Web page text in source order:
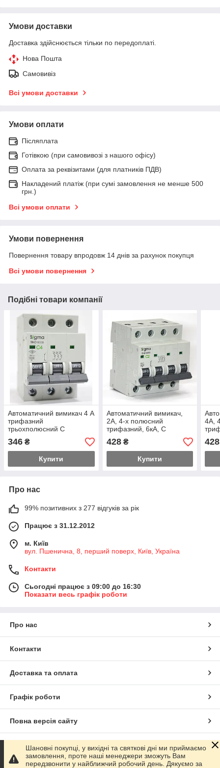
Умови доставки
Доставка здійснюється тільки по передоплаті.
Нова Пошта
Самовивіз
Всі умови доставки
Умови оплати
Післяплата
Готівкою (при самовивозі з нашого офісу)
Оплата за реквізитами (для платників ПДВ)
Накладений платіж (при сумі замовлення не менше 500
грн.)
Всі умови оплати
Умови повернення
Повернення товару впродовж 14 днів за рахунок покупця
Всі умови повернення
Подібні товари компанії
Автоматичний вимикач 4 А
трифазний
трьохполюсний C
346 ₴
Купити
Автоматичний вимикач,
2А, 4-х полюсний
трифазний, 6кА, С
428₴
Купити
4А,
428
Про нас
99% позитивних з 277 відгуків за рік
Працює з 31.12.2012
м. Київ
вул. Пшенична, 8, перший поверх, Київ, Україна
Контакти
Сьогодні працює з 09:00 до 16:30
Показати весь графік роботи
Про нас
Контакти
Доставка та оплата
Графік роботи
Повна версія сайту
Сайт створено на маркетплейсі Prom.ua
Шановні покупці, у вихідні та святкові дні ми приймаємо
замовлення, проте наші менеджери зможуть Вам
передзвонити у найближчий робочий день. Дякуємо за